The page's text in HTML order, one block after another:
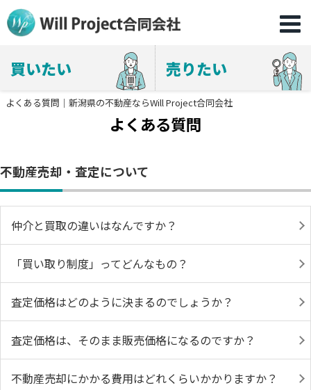
買いたい 売りたい
よくある質問｜新潟県の不動産ならWill Project合同会社
よくある質問
不動産売却・査定について
仲介と買取の違いはなんですか？
「買い取り制度」ってどんなもの？
査定価格はどのように決まるのでしょうか？
査定価格は、そのまま販売価格になるのですか？
不動産売却にかかる費用はどれくらいかかりますか？